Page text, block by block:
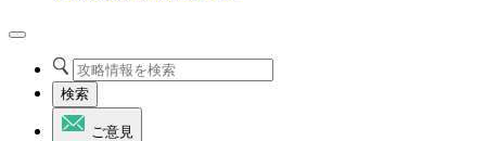
検索
ご意見